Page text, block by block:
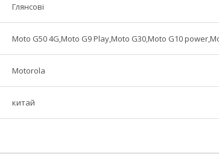
Глянсові
Moto G50 4G,Moto G9 Play,Moto G30,Moto G10
Motorola
китай